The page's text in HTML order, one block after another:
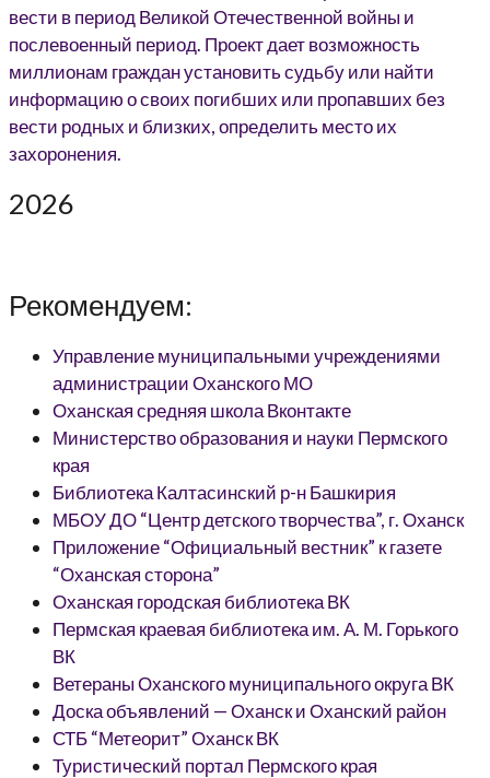
2026
Рекомендуем:
Управление муниципальными учреждениями
администрации Оханского МО
Оханская средняя школа Вконтакте
Министерство образования и науки Пермского
края
Библиотека Калтасинский р-н Башкирия
МБОУ ДО “Центр детского творчества”, г. Оханск
Приложение “Официальный вестник” к газете
“Оханская сторона”
Оханская городская библиотека ВК
Пермская краевая библиотека им. А. М. Горького
ВК
Ветераны Оханского муниципального округа ВК
Доска объявлений — Оханск и Оханский район
СТБ “Метеорит” Оханск ВК
Туристический портал Пермского края